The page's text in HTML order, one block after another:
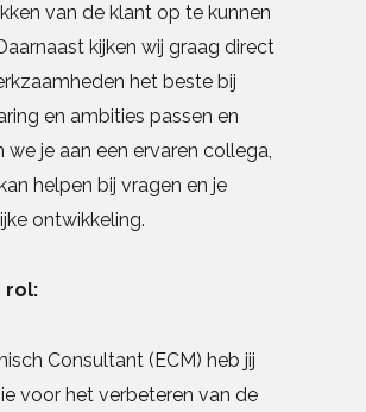
van de klant op te kunnen
kijken wij graag direct
het beste bij
en ambities passen en
we je aan een ervaren collega,
helpen bij vragen en je
ontwikkeling.
rol:
Consultant (ECM) heb jij
voor het verbeteren van de